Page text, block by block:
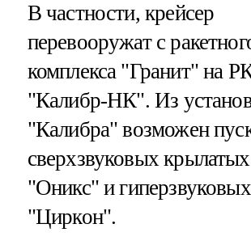
В частности, крейсер
перевооружат с
комплекса "Гранит" на
"Калибр-НК". Из
"Калибра" возможен
сверхзвуковых
"Оникс" и
"Циркон".